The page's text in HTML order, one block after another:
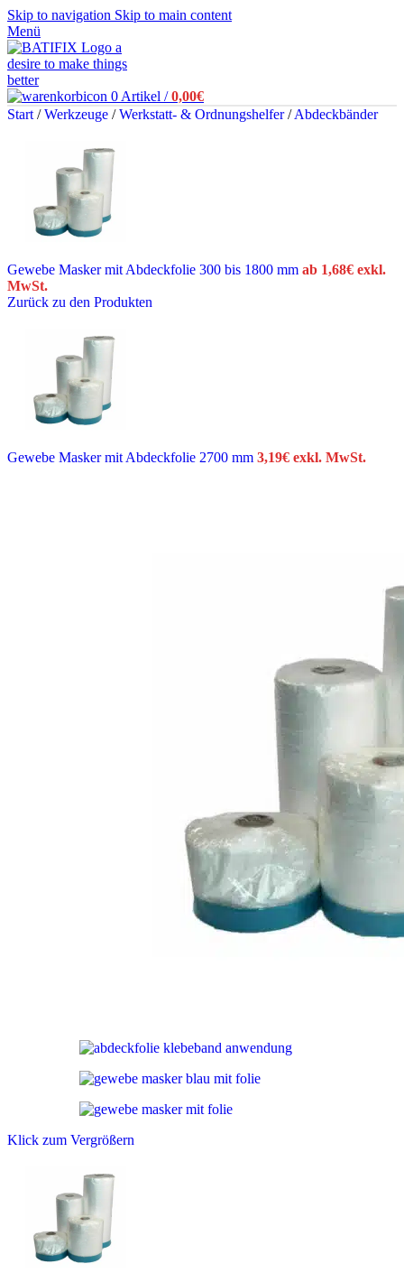
Skip to navigation Skip to main content
Menü
0 Artikel / 0,00€
Start / Werkzeuge / Werkstatt- & Ordnungshelfer/ Abdeckbänder
Gewebe Masker mit Abdeckfolie 300 bis 1800 mm ab 1,68€ exkl.
MwSt.
Zurück zu den Produkten
Gewebe Masker mit Abdeckfolie 2700 mm 3,19€ exkl. MwSt.
Klick zum Vergrößern